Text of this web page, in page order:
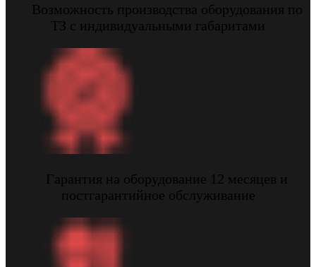
Возможность производства оборудования по
ТЗ с индивидуальными габаритами
Гарантия на оборудование 12 месяцев и
постгарантийное обслуживание